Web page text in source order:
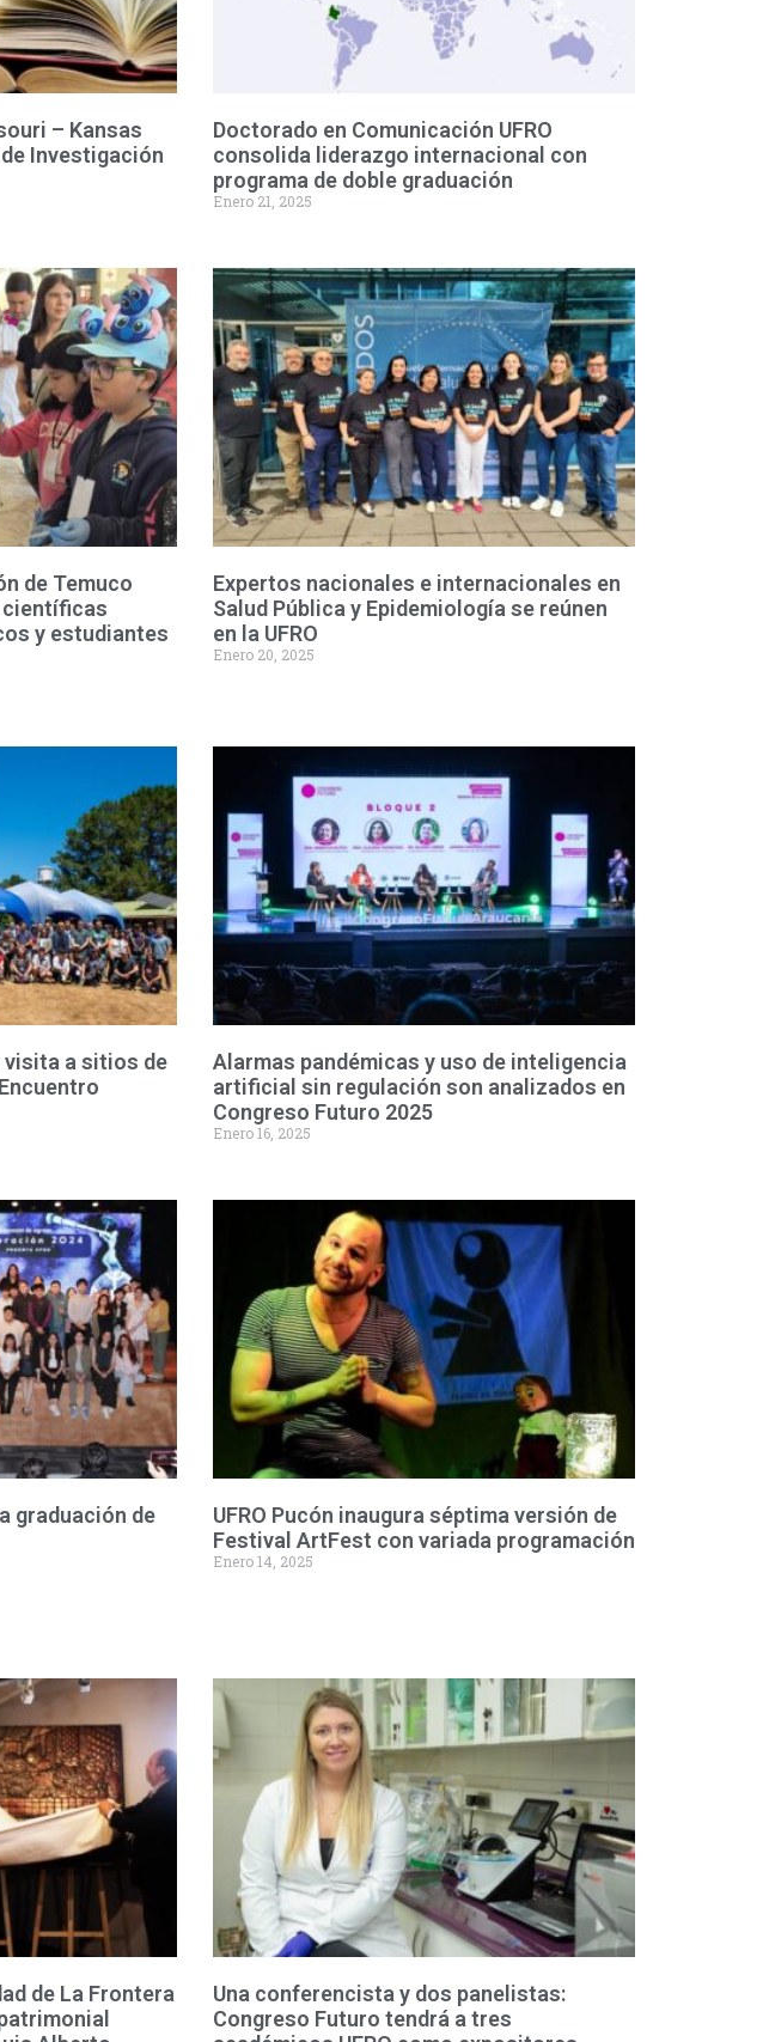
– Kansas
Investigación
Doctorado en Comunicación UFRO
consolida liderazgo internacional con
programa de doble graduación
Enero 21, 2025
de Temuco
y estudiantes
Expertos nacionales e internacionales en
Salud Pública y Epidemiología se reúnen
en la UFRO
Enero 20, 2025
visita a sitios de
Alarmas pandémicas y uso de inteligencia
artificial sin regulación son analizados en
Congreso Futuro 2025
Enero 16, 2025
graduación de
UFRO Pucón inaugura séptima versión de
Festival ArtFest con variada programación
Enero 14, 2025
de La Frontera
Una conferencista y dos panelistas:
Congreso Futuro tendrá a tres